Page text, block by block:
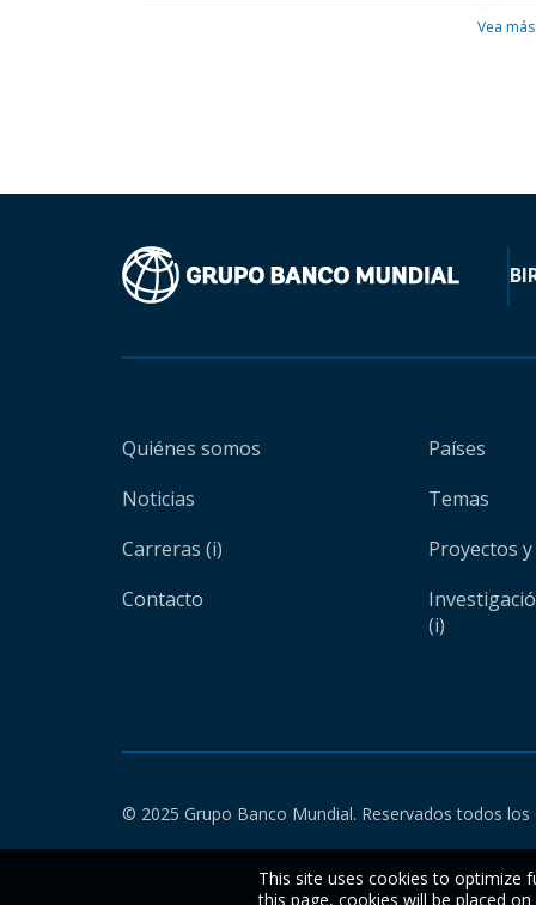
Vea más
Quiénes somos
Noticias
Carreras (i)
Contacto
Países
Temas
Proyectos
(i)
© 2025 Grupo Banco Mundial. Reservados todos los
This site uses cookies to optimize
this page, cookies will be placed